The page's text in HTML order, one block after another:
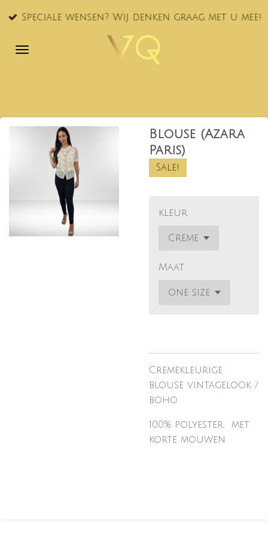
Ga Speciale wensen? Wij denken graag met u mee!
Blouse (Azara
Paris)
Sale!
kleur
Maat
Cremekleurige
blouse vintagelook /
boho
100% polyester, met
korte mouwen